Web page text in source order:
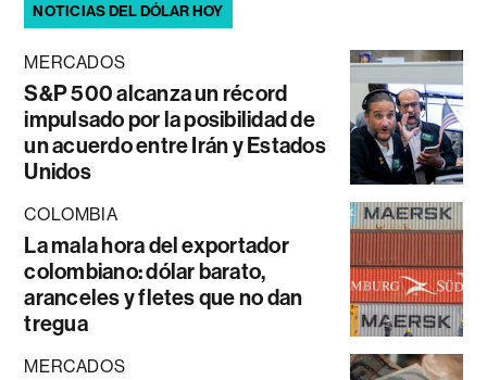
NOTICIAS DEL DÓLAR HOY
MERCADOS
S&P 500 alcanza un récord
impulsado por la posibilidad de
un acuerdo entre Irán y Estados
Unidos
COLOMBIA
La mala hora del exportador
colombiano: dólar barato,
aranceles y fletes que no dan
tregua
MERCADOS